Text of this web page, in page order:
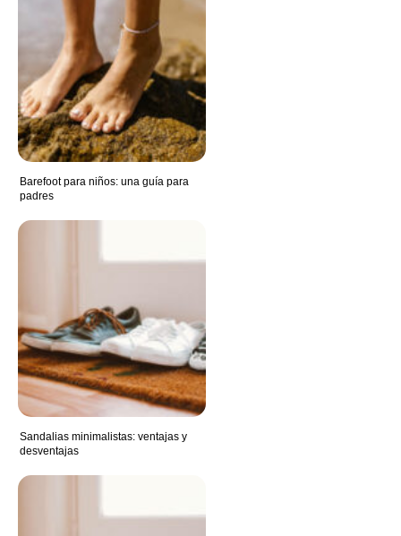
Barefoot para niños: una guía para
padres
Sandalias minimalistas: ventajas y
desventajas